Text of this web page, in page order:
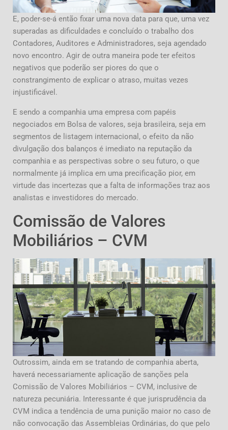
E, poder-se-á então fixar uma nova data para que, uma vez
superadas as dificuldades e concluído o trabalho dos
Contadores, Auditores e Administradores, seja agendado
novo encontro. Agir de outra maneira pode ter efeitos
negativos que poderão ser piores do que o
constrangimento de explicar o atraso, muitas vezes
injustificável.
E sendo a companhia uma empresa com papéis
negociados em Bolsa de valores, seja brasileira, seja em
segmentos de listagem internacional, o efeito da não
divulgação dos balanços é imediato na reputação da
companhia e as perspectivas sobre o seu futuro, o que
normalmente já implica em uma precificação pior, em
virtude das incertezas que a falta de informações traz aos
analistas e investidores do mercado.
Comissão de Valores
Mobiliários – CVM
Outrossim, ainda em se tratando de companhia aberta,
haverá necessariamente aplicação de sanções pela
Comissão de Valores Mobiliários – CVM, inclusive de
natureza pecuniária. Interessante é que jurisprudência da
CVM indica a tendência de uma punição maior no caso de
não convocação das Assembleias Ordinárias, do que pelo